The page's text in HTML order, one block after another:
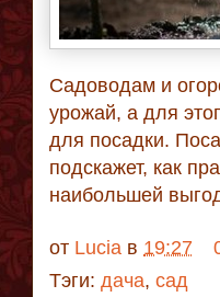
Садоводам и
урожай, а для
для посадки.
подскажет, как
наибольшей
от Lucia в 19:27
Тэги: дача, сад